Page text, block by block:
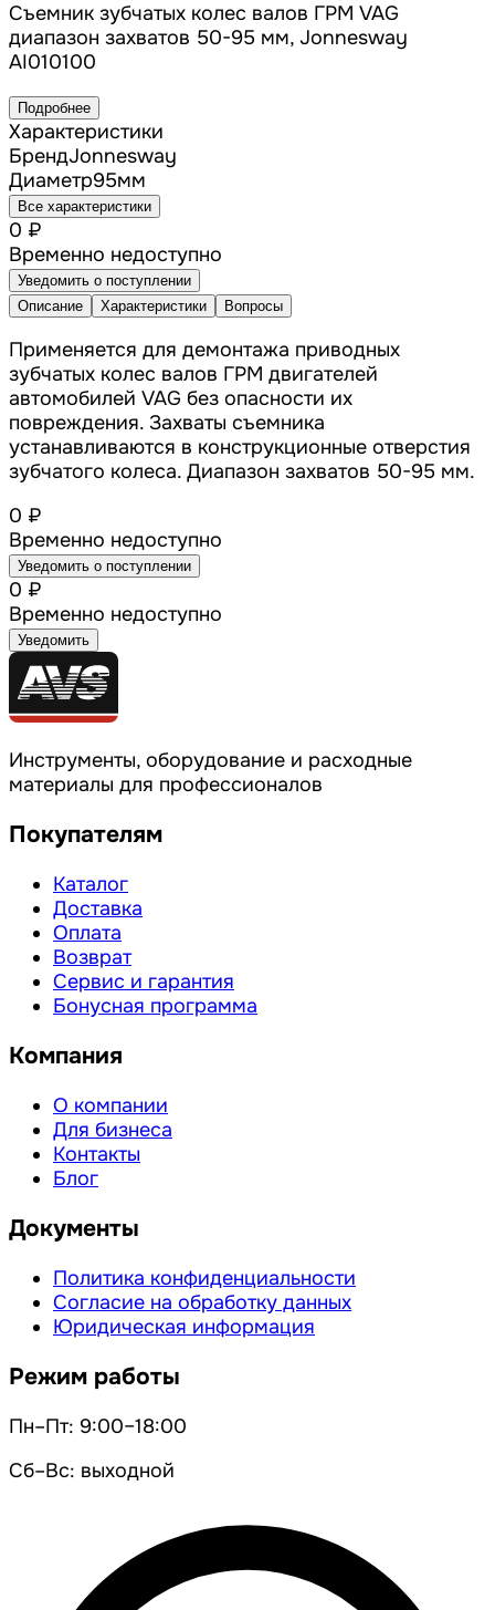
Съемник зубчатых колес валов ГРМ VAG
диапазон захватов 50-95 мм, Jonnesway
AI010100
Подробнее
Характеристики
БрендJonnesway
Диаметр95мм
Все характеристики
0 ₽
Временно недоступно
Уведомить о поступлении
Описание
Характеристики Вопросы
Применяется для демонтажа приводных
зубчатых колес валов ГРМ двигателей
автомобилей VAG без опасности их
повреждения. Захваты съемника
устанавливаются в конструкционные отверстия
зубчатого колеса. Диапазон захватов 50-95 мм.
0 ₽
Временно недоступно
Уведомить о поступлении
0 ₽
Временно недоступно
Уведомить
Инструменты, оборудование и расходные
материалы для профессионалов
Покупателям
Каталог
Доставка
Оплата
Возврат
Сервис и гарантия
Бонусная программа
Компания
О компании
Для бизнеса
Контакты
Блог
Документы
Политика конфиденциальности
Согласие на обработку данных
Юридическая информация
Режим работы
Пн–Пт: 9:00–18:00
Сб–Вс: выходной